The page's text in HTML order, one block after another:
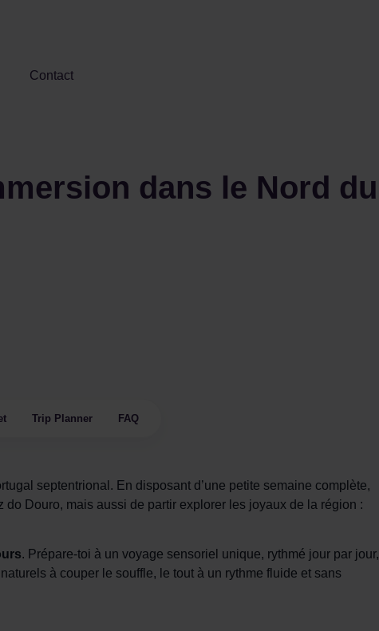
Contact
dans le Nord du
Trip Planner FAQ
septentrional. En disposant d’une petite semaine complète,
Douro, mais aussi de partir explorer les joyaux de la région :
. Prépare-toi à un voyage sensoriel unique, rythmé jour par jour,
à couper le souffle, le tout à un rythme fluide et sans